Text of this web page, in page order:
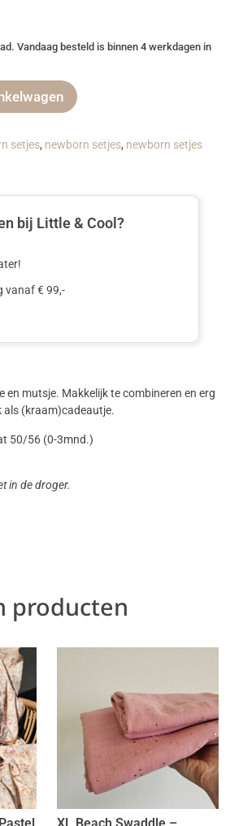
Vandaag besteld is binnen 4 werkdagen in
setjes, newborn setjes, newborn setjes
bij Little & Cool?
vanaf € 99,-
en mutsje. Makkelijk te combineren en erg
als (kraam)cadeautje.
50/56 (0-3mnd.)
in de droger.
producten
XL Beach Swaddle –